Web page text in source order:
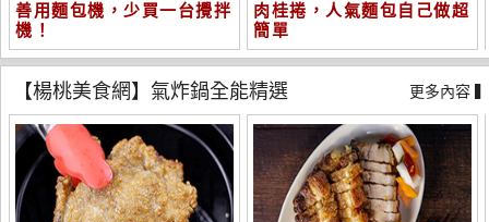
善用麵包機，少買一台攪拌
機！
肉桂捲，人氣麵包自己做超
簡單
【楊桃美食網】氣炸鍋全能精選 更多內容 ▍